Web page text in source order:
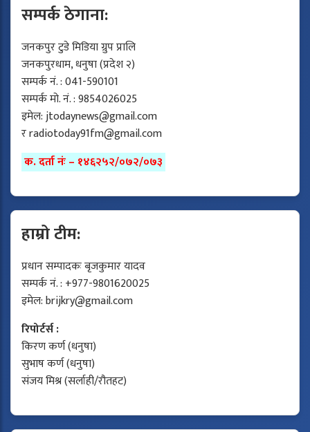
सम्पर्क ठेगाना:
जनकपुर टुडे मिडिया ग्रुप प्रालि
जनकपुरधाम, धनुषा (प्रदेश २)
सम्पर्क नं. : 041-590101
सम्पर्क मो. नं. : 9854026025
इमेल:jtodaynews@gmail.com
रradiotoday91fm@gmail.com
क. दर्ता नंः – १४६२५२/०७२/०७३
हाम्रो टीम:
प्रधान सम्पादकः बृजकुमार यादव
सम्पर्क नं. : +977-9801620025
इमेल:brijkry@gmail.com
रिपोर्टर्स :
किरण कर्ण (धनुषा)
सुभाष कर्ण (धनुषा)
संजय मिश्र (सर्लाही/रौतहट)